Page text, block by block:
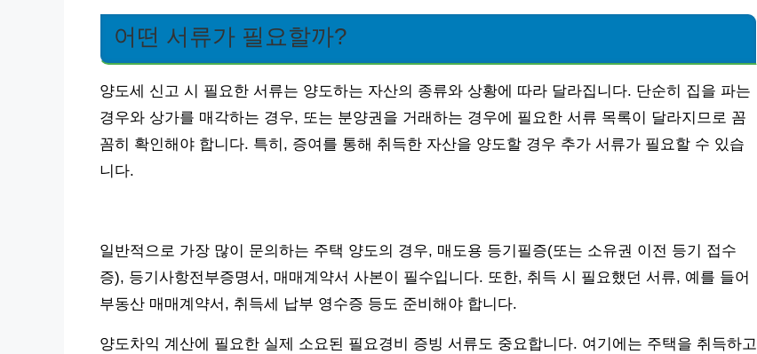
어떤 서류가 필요할까?
양도세 신고 시 필요한 서류는 양도하는 자산의 종류와 상황에 따라 달라집니다. 단순히 집을 파는
경우와 상가를 매각하는 경우, 또는 분양권을 거래하는 경우에 필요한 서류 목록이 달라지므로 꼼
꼼히 확인해야 합니다. 특히, 증여를 통해 취득한 자산을 양도할 경우 추가 서류가 필요할 수 있습
니다.
일반적으로 가장 많이 문의하는 주택 양도의 경우, 매도용 등기필증(또는 소유권 이전 등기 접수
증), 등기사항전부증명서, 매매계약서 사본이 필수입니다. 또한, 취득 시 필요했던 서류, 예를 들어
부동산 매매계약서, 취득세 납부 영수증 등도 준비해야 합니다.
양도차익 계산에 필요한 실제 소요된 필요경비 증빙 서류도 중요합니다. 여기에는 주택을 취득하고